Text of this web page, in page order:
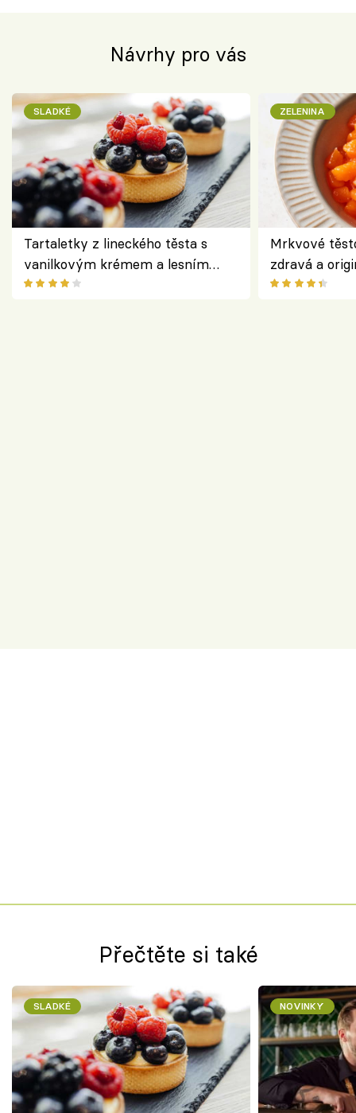
Návrhy pro vás
SLADKÉ
Tartaletky z lineckého těsta s
vanilkovým krémem a lesním
ovocem podle Bread Society
ZELENINA
Mrkvové
zdravá a
klasiky
Přečtěte si také
SLADKÉ NOVINKY